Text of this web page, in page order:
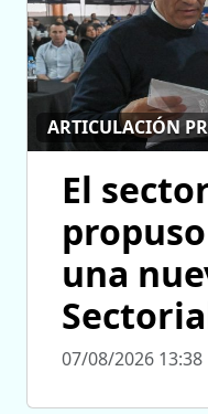
ARTICULACIÓN
El
una
07/08/2026 13:38